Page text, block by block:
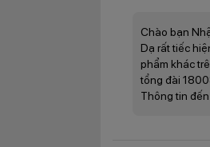
Chào bạn
Dạ rất tiếc
phẩm khác
tổng đài
Thông tin